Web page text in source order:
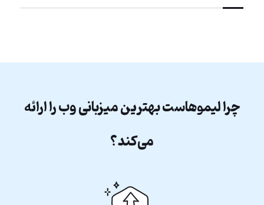
چرا لیموهاست بهترین میزبانی وب را ارائه
می‌کند؟